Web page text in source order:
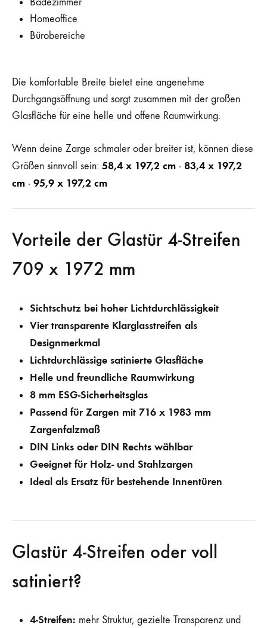
Homeoffice
Bürobereiche
Die komfortable Breite bietet eine angenehme
Durchgangsöffnung und sorgt zusammen mit der großen
Glasfläche für eine helle und offene Raumwirkung.
Wenn deine Zarge schmaler oder breiter ist, können diese
Größen sinnvoll sein: 58,4 x 197,2 cm · 83,4 x 197,2
cm · 95,9 x 197,2 cm
Vorteile der Glastür 4-Streifen
709 x 1972 mm
Sichtschutz bei hoher Lichtdurchlässigkeit
Vier transparente Klarglasstreifen als
Designmerkmal
Lichtdurchlässige satinierte Glasfläche
Helle und freundliche Raumwirkung
8 mm ESG-Sicherheitsglas
Passend für Zargen mit 716 x 1983 mm
Zargenfalzmaß
DIN Links oder DIN Rechts wählbar
Geeignet für Holz- und Stahlzargen
Ideal als Ersatz für bestehende Innentüren
Glastür 4-Streifen oder voll
satiniert?
4-Streifen: mehr Struktur, gezielte Transparenz und